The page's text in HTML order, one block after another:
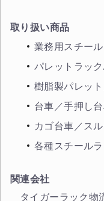
取り扱い商品
業務用スチー
パレットラッ
樹脂製パレッ
台車／手押し
カゴ台車／ス
各種スチール
関連会社
タイガーラック物
カ
スチールラック3台
ます(安心保証付き)